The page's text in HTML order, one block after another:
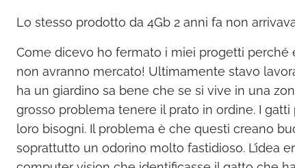
Lo stesso prodotto da 4Gb 2 anni fa non
Come dicevo ho fermato i miei progetti
non avranno mercato! Ultimamente stavo
ha un giardino sa bene che se si vive in una
grosso problema tenere il prato in ordine. I
loro bisogni. Il problema è che questi creano
soprattutto un odorino molto fastidioso. L’idea